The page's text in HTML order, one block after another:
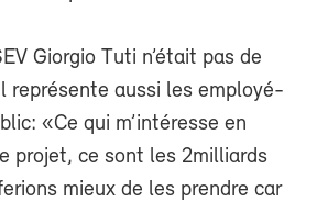
Giorgio Tuti n’était pas de
représente aussi les employé-
«Ce qui m’intéresse en
projet, ce sont les 2milliards
mieux de les prendre car